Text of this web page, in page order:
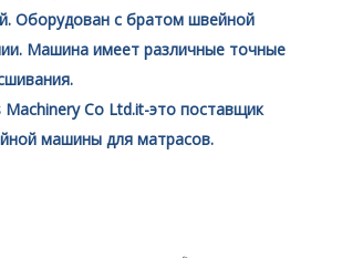
Оборудован с братом швейной
Машина имеет различные точные
Co Ltd.it-это поставщик
машины для матрасов.